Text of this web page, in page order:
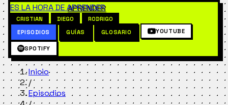
ES LA HORA DEAPRENDER
CRISTIAN DIEGO
RODRIGO
EPISODIOS
GUÍAS GLOSARIO YOUTUBE
SPOTIFY
Inicio
/
Episodios